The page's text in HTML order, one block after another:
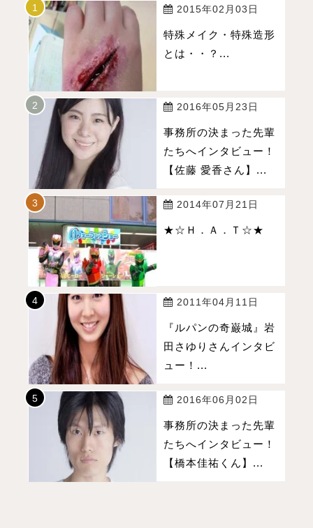
2015年02月03日
特殊メイク・特殊造形
とは・・？...
2016年05月23日
事務所の決まった先輩
たちへインタビュー！
【佐藤 愛香さん】...
2014年07月21日
★☆Ｈ．Ａ．Ｔ☆★
2011年04月11日
『ルパンの奇巌城』岩
田さゆりさんインタビ
ュー！...
2016年06月02日
事務所の決まった先輩
たちへインタビュー！
【橋本佳祐くん】...